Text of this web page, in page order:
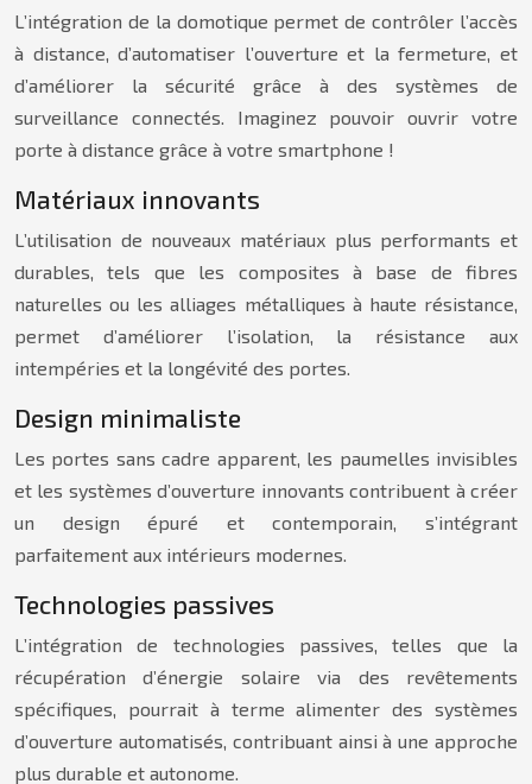
L’intégration de la domotique permet de contrôler l’accès
à distance, d’automatiser l’ouverture et la fermeture, et
d’améliorer la sécurité grâce à des systèmes de
surveillance connectés. Imaginez pouvoir ouvrir votre
porte à distance grâce à votre smartphone !
Matériaux innovants
L’utilisation de nouveaux matériaux plus performants et
durables, tels que les composites à base de fibres
naturelles ou les alliages métalliques à haute résistance,
permet d’améliorer l’isolation, la résistance aux
intempéries et la longévité des portes.
Design minimaliste
Les portes sans cadre apparent, les paumelles invisibles
et les systèmes d’ouverture innovants contribuent à créer
un design épuré et contemporain, s’intégrant
parfaitement aux intérieurs modernes.
Technologies passives
L’intégration de technologies passives, telles que la
récupération d’énergie solaire via des revêtements
spécifiques, pourrait à terme alimenter des systèmes
d’ouverture automatisés, contribuant ainsi à une approche
plus durable et autonome.